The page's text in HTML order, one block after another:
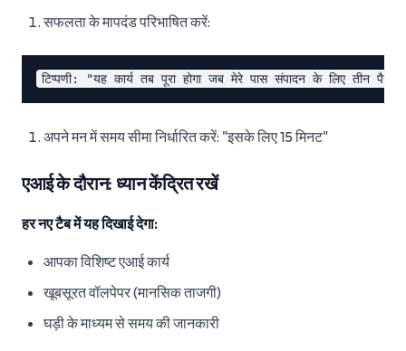
सफलता के मापदंड परिभाषित करें:
अपने मन में समय सीमा निर्धारित करें: "इसके लिए 15 मिनट"
एआई के दौरान: ध्यान केंद्रित रखें
हर नए टैब में यह दिखाई देगा:
आपका विशिष्ट एआई कार्य
खूबसूरत वॉलपेपर (मानसिक ताजगी)
घड़ी के माध्यम से समय की जानकारी